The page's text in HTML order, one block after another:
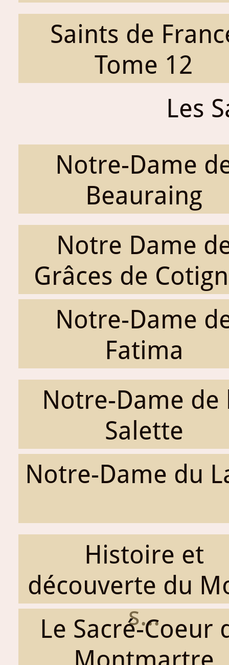
Saints de
Tome 12
Les
Notre-Dame
Beauraing
Notre Dame
Grâces de
Notre-Dame
Fatima
Notre-Dame de
Salette
Notre-Dame du
Histoire et
découverte du
s...
Le Sacré-Coeur